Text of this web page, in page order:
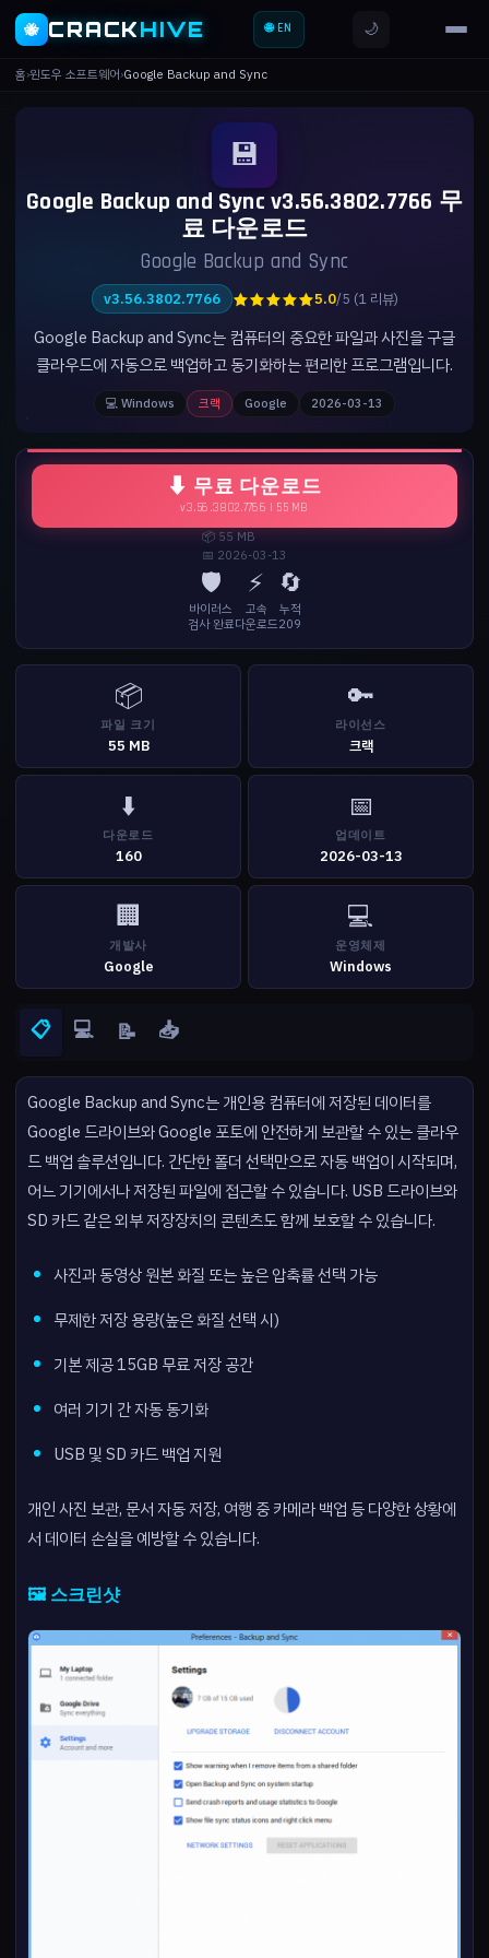
🐝 CRACKHIVE 🌐 EN 🌙
홈›윈도우 소프트웨어›Google Backup and Sync
💾
Google Backup and Sync v3.56.3802.7766 무
료 다운로드
Google Backup and Sync
v3.56.3802.7766 ★★★★★5.0/5 (1 리뷰)
Google Backup and Sync는 컴퓨터의 중요한 파일과 사진을 구글
클라우드에 자동으로 백업하고 동기화하는 편리한 프로그램입니다.
💻 Windows 크랙 Google 2026-03-13
⬇ 무료 다운로드
v3.56.3802.7766 | 55 MB
📦 55 MB
📅 2026-03-13
🛡️
바이러스
검사 완료
⚡
고속
다운로드
🔄
누적
209
📦
파일 크기
55 MB
🔑
라이선스
크랙
⬇️
다운로드
160
📅
업데이트
2026-03-13
🏢
개발사
Google
💻
운영체제
Windows
📋 💻 📝 📥
Google Backup and Sync는 개인용 컴퓨터에 저장된 데이터를
Google 드라이브와 Google 포토에 안전하게 보관할 수 있는 클라우
드 백업 솔루션입니다. 간단한 폴더 선택만으로 자동 백업이 시작되며,
어느 기기에서나 저장된 파일에 접근할 수 있습니다. USB 드라이브와
SD 카드 같은 외부 저장장치의 콘텐츠도 함께 보호할 수 있습니다.
사진과 동영상 원본 화질 또는 높은 압축률 선택 가능
무제한 저장 용량(높은 화질 선택 시)
기본 제공 15GB 무료 저장 공간
여러 기기 간 자동 동기화
USB 및 SD 카드 백업 지원
개인 사진 보관, 문서 자동 저장, 여행 중 카메라 백업 등 다양한 상황에
서 데이터 손실을 예방할 수 있습니다.
🖼️ 스크린샷